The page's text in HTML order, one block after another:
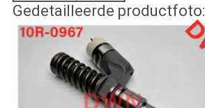
Gedetailleerde productfoto: